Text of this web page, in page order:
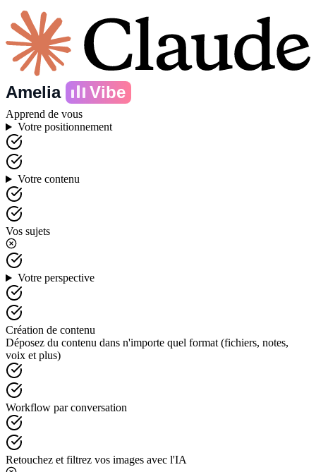
Amelia Vibe
Apprend de vous
Votre positionnement
Votre contenu
Vos sujets
Votre perspective
Création de contenu
Déposez du contenu dans n'importe quel format (fichiers, notes,
voix et plus)
Workflow par conversation
Retouchez et filtrez vos images avec l'IA